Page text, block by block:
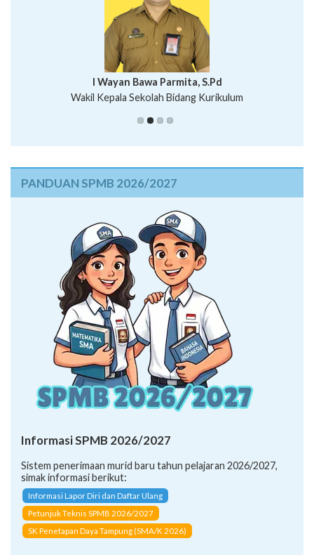
Putu Suhartana, S.Pd.
I Wayan Bawa Parmita, S.Pd
Wakil Kepala Sekolah Bidang Kurikulum
I Wayan Gede Aditya Pratita, S.Pd., M.Sn
Ni Wayan Nopi Sutantri, S.Pd.
PANDUAN SPMB 2026/2027
Informasi SPMB 2026/2027
Sistem penerimaan murid baru tahun pelajaran 2026/2027,
simak informasi berikut:
Informasi Lapor Diri dan Daftar Ulang
Petunjuk Teknis SPMB 2026/2027
SK Penetapan Daya Tampung (SMA/K 2026)